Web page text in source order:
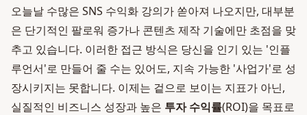
오늘날 수많은 SNS 수익화 강의가 쏟아져 나오지만, 대부분
은 단기적인 팔로워 증가나 콘텐츠 제작 기술에만 초점을 맞
추고 있습니다. 이러한 접근 방식은 당신을 인기 있는 '인플
루언서'로 만들어 줄 수는 있어도, 지속 가능한 '사업가'로 성
장시키지는 못합니다. 이제는 겉으로 보이는 지표가 아닌,
실질적인 비즈니스 성장과 높은 투자 수익률(ROI)을 목표로